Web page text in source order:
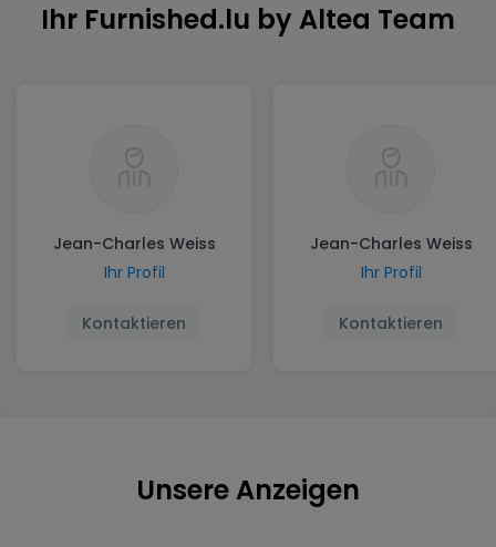
Ihr Furnished.lu by Altea Team
Jean-Charles Weiss
Ihr Profil
Kontaktieren
Jean-Charles Weiss
Ihr Profil
Kontaktieren
Unsere Anzeigen